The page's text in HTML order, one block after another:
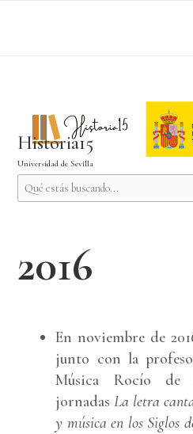
Historia15
Universidad de Sevilla
2016
En noviembre de
junto con la
Música Rocío de
jornadasLa letra
y música en los Siglos